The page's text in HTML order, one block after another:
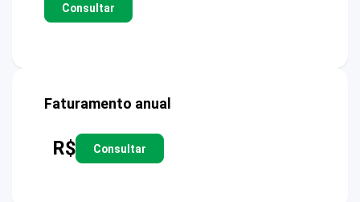
Consultar
Faturamento anual
R$ Consultar